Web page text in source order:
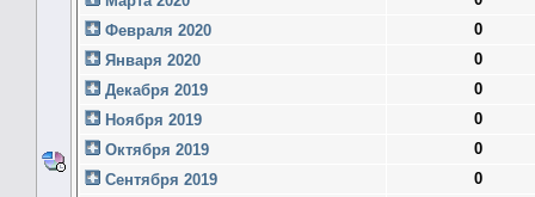
Февраля 2020
0
Января 2020
0
Декабря 2019
0
Ноября 2019
0
Октября 2019
0
Сентября 2019
0